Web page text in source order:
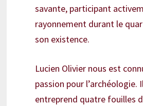
savante, participant
rayonnement durant le
son existence.
Lucien Olivier nous est
passion pour l’archéologie.
entreprend quatre fouilles